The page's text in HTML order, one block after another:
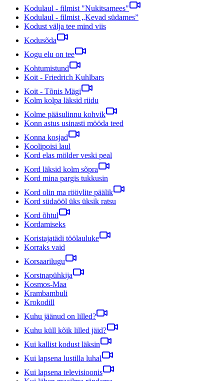
Kodulaul - filmist "Nukitsamees"
Kodulaul - filmist „Kevad südames”
Kodust välja tee mind viis
Kodusõda
Kogu elu on tee
Kohtumistund
Koit - Friedrich Kuhlbars
Koit - Tõnis Mägi
Kolm kolpa läksid riidu
Kolme pääsulinnu kohvik
Konn astus usinasti mööda teed
Konna kosjad
Koolipoisi laul
Kord elas mölder veski peal
Kord läksid kolm sõpra
Kord mina pargis tukkusin
Kord olin ma röövlite päälik
Kord südaööl üks üksik ratsu
Kord õhtul
Kordamiseks
Koristajatädi töölauluke
Korraks vaid
Korsaarilugu
Korstnapühkija
Kosmos-Maa
Krambambuli
Krokodill
Kuhu jäänud on lilled?
Kuhu küll kõik lilled jäid?
Kui kallist kodust läksin
Kui lapsena lustilla luhal
Kui lapsena televisioonis